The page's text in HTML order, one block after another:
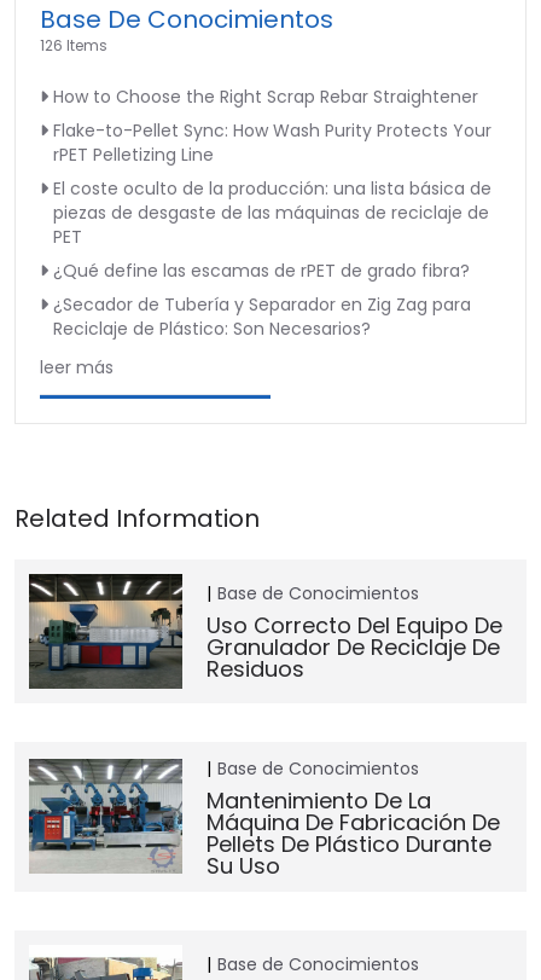
Base De Conocimientos
126 Items
How to Choose the Right Scrap Rebar Straightener
Flake-to-Pellet Sync: How Wash Purity Protects Your
rPET Pelletizing Line
El coste oculto de la producción: una lista básica de
piezas de desgaste de las máquinas de reciclaje de
PET
¿Qué define las escamas de rPET de grado fibra?
¿Secador de Tubería y Separador en Zig Zag para
Reciclaje de Plástico: Son Necesarios?
leer más
Base de Conocimientos
Uso Correcto Del Equipo De
Granulador De Reciclaje De
Residuos
Base de Conocimientos
Mantenimiento De La
Máquina De Fabricación De
Pellets De Plástico Durante
Su Uso
Base de Conocimientos